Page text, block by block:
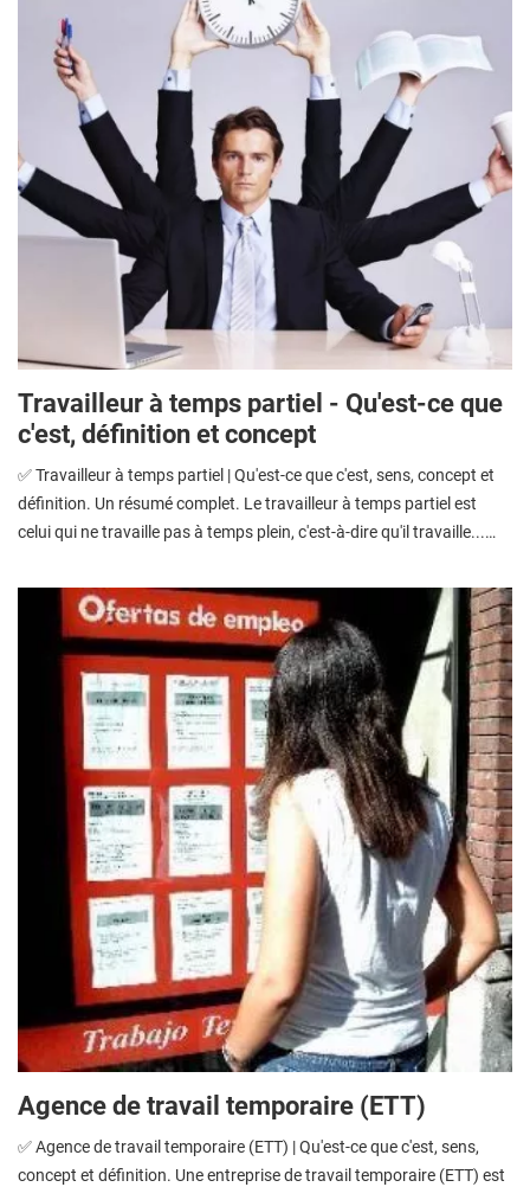
Travailleur à temps partiel - Qu'est-ce que
c'est, définition et concept
✅ Travailleur à temps partiel | Qu'est-ce que c'est, sens, concept et
définition. Un résumé complet. Le travailleur à temps partiel est
celui qui ne travaille pas à temps plein, c'est-à-dire qu'il travaille...…
Agence de travail temporaire (ETT)
✅ Agence de travail temporaire (ETT) | Qu'est-ce que c'est, sens,
concept et définition. Une entreprise de travail temporaire (ETT) est